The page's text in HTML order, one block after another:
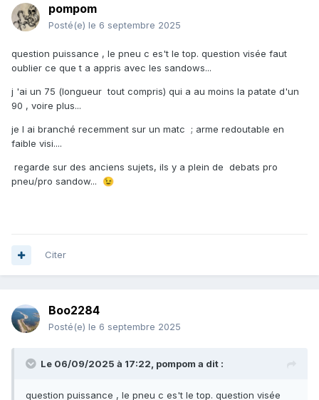
pompom
Posté(e) le 6 septembre 2025
question puissance , le pneu c es't le top. question visée faut
oublier ce que t a appris avec les sandows...
j 'ai un 75 (longueur tout compris) qui a au moins la patate d'un
90 , voire plus...
je l ai branché recemment sur un matc ; arme redoutable en
faible visi....
regarde sur des anciens sujets, ils y a plein de debats pro
pneu/pro sandow... 😉
Citer
Boo2284
Posté(e) le 6 septembre 2025
Le 06/09/2025 à 17:22, pompom a dit :
question puissance , le pneu c es't le top. question visée